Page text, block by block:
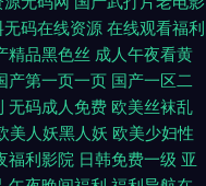
无码在线资源 在线观看福利
精品黑色丝 成人午夜看黄
产第一页一页 国产一区二
无码成人免费 欧美丝袜乱
美人妖黑人妖 欧美少妇性
福利影院 日韩免费一级 亚